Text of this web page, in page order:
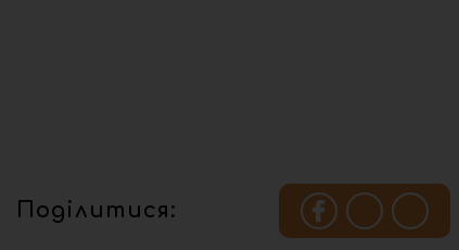
Поділитися: